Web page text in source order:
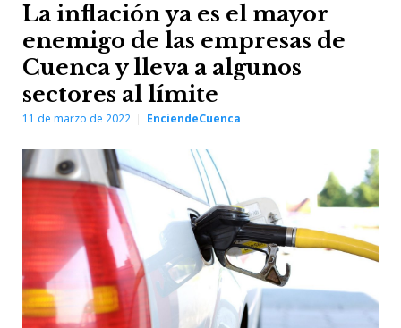
La inflación ya es el mayor
enemigo de las empresas de
Cuenca y lleva a algunos
sectores al límite
11 de marzo de 2022 EnciendeCuenca